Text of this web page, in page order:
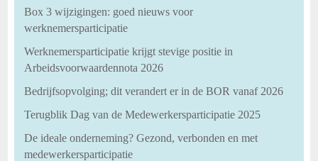
Box 3 wijzigingen: goed nieuws voor
werknemersparticipatie
Werknemersparticipatie krijgt stevige positie in
Arbeidsvoorwaardennota 2026
Bedrijfsopvolging; dit verandert er in de BOR vanaf 2026
Terugblik Dag van de Medewerkersparticipatie 2025
De ideale onderneming? Gezond, verbonden en met
medewerkersparticipatie